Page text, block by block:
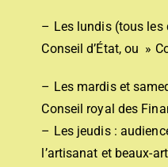
– Les lundis (tous les
Conseil d’État, ou »
– Les mardis et
Conseil royal des
– Les jeudis :
l’artisanat et beaux-